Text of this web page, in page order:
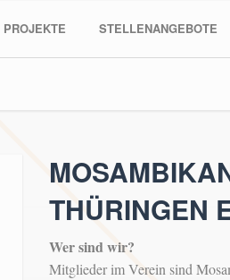
PROJEKTE STELLENANGEBOTE
THÜRINGEN
Wer sind wir?
Mitglieder im Verein sind